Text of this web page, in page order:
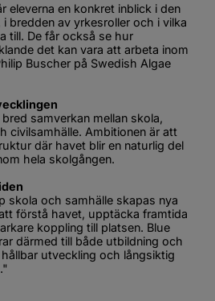
eleverna en konkret inblick i den
bredden av yrkesroller och i vilka
till. De får också se hur
det kan vara att arbeta inom
Buscher på Swedish Algae
samverkan mellan skola,
civilsamhälle. Ambitionen är att
där havet blir en naturlig del
hela skolgången.
skola och samhälle skapas nya
förstå havet, upptäcka framtida
koppling till platsen. Blue
därmed till både utbildning och
utveckling och långsiktig